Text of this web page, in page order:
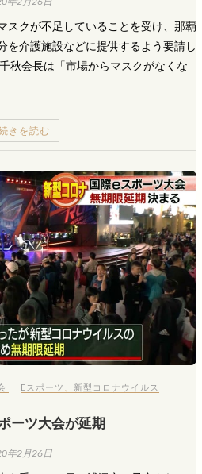
スクが不足していることを受け、那覇
を介護施設などに提供するよう要請し
秋会長は「市場からマスクがなくな
きを読む
Eスポーツ 新型コロナウイルス
ーツ大会が延期
年2月26日